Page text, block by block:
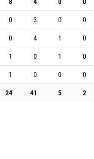
0 3 0
0
0 4 1
0
1 0 1
0
1 0 0
0
24 41 5 2